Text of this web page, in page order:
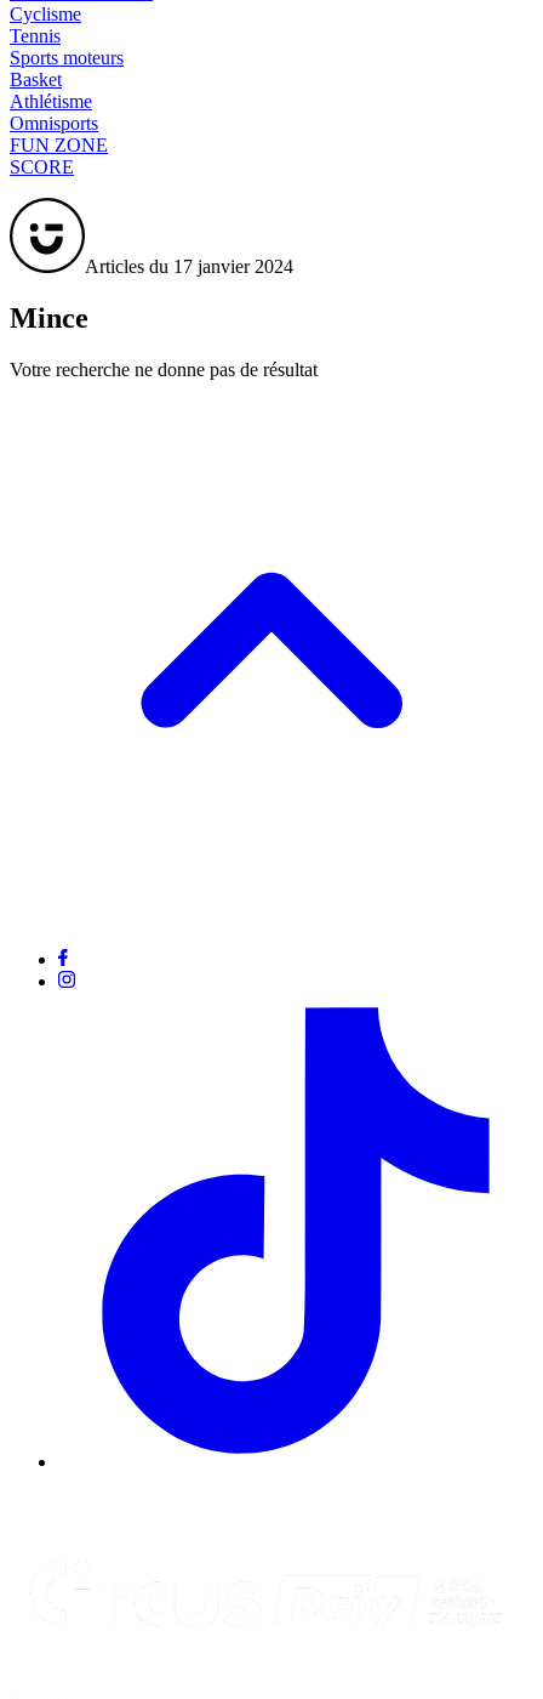
Cyclisme
Tennis
Sports moteurs
Basket
Athlétisme
Omnisports
FUN ZONE
SCORE
Articles du 17 janvier 2024
Mince
Votre recherche ne donne pas de résultat